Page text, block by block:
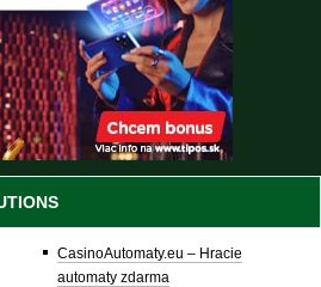
CasinoAutomaty.eu – Hracie
automaty zdarma